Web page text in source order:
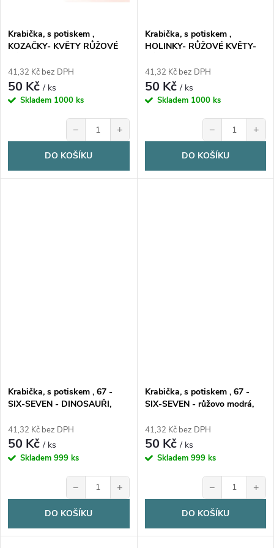
Krabička, s potiskem ,
KOZAČKY- KVĚTY RŮŽOVÉ
41,32 Kč bez DPH
50 Kč/ ks
Skladem 1000 ks
− +
DO KOŠÍKU
Krabička, s potiskem ,
HOLINKY- RŮŽOVÉ KVĚTY-
41,32 Kč bez DPH
50 Kč/ ks
Skladem 1000 ks
− +
DO KOŠÍKU
Krabička, s potiskem , 67 -
SIX-SEVEN - DINOSAUŘI,
41,32 Kč bez DPH
50 Kč/ ks
Skladem 999 ks
− +
DO KOŠÍKU
Krabička, s potiskem , 67 -
SIX-SEVEN - růžovo modrá,
41,32 Kč bez DPH
50 Kč/ ks
Skladem 999 ks
− +
DO KOŠÍKU